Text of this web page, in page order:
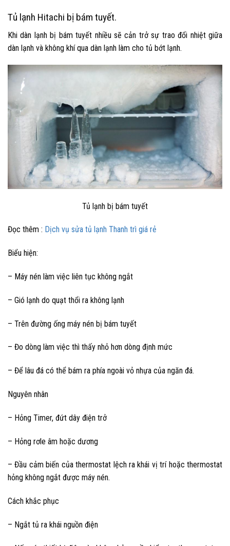
Tủ lạnh Hitachi bị bám tuyết.
Khi dàn lạnh bị bám tuyết nhiều sẽ cản trở sự trao đổi nhiệt giữa
dàn lạnh và không khí qua dàn lạnh làm cho tủ bớt lạnh.
Tủ lạnh bị bám tuyết
Đọc thêm : Dịch vụ sửa tủ lạnh Thanh trì giá rẻ
Biểu hiện:
– Máy nén làm việc liên tục không ngắt
– Gió lạnh do quạt thổi ra không lạnh
– Trên đường ống máy nén bị bám tuyết
– Đo dòng làm việc thì thấy nhỏ hơn dòng định mức
– Để lâu đá có thể bám ra phía ngoài vỏ nhựa của ngăn đá.
Nguyên nhân
– Hỏng Timer, đứt dây điện trở
– Hỏng rơle âm hoặc dương
– Đầu cảm biến của thermostat lệch ra khái vị trí hoặc thermostat
hỏng không ngắt được máy nén.
Cách khắc phục
– Ngắt tủ ra khái nguồn điện